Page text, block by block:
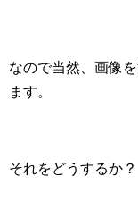
なので当然、画像
ます。
それをどうするか？